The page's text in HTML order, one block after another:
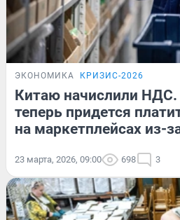
ЭКОНОМИКА КРИЗИС-2026
Китаю начислили НДС.
теперь придется
на маркетплейсах из-
23 марта, 2026, 09:00 698 3